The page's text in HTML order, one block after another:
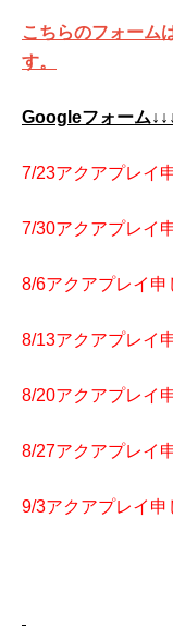
こちらのフォーム
す。
Googleフォーム
7/23アクアプレイ
7/30アクアプレイ
8/6アクアプレイ申
8/13アクアプレイ
8/20アクアプレイ
8/27アクアプレイ
9/3アクアプレイ申